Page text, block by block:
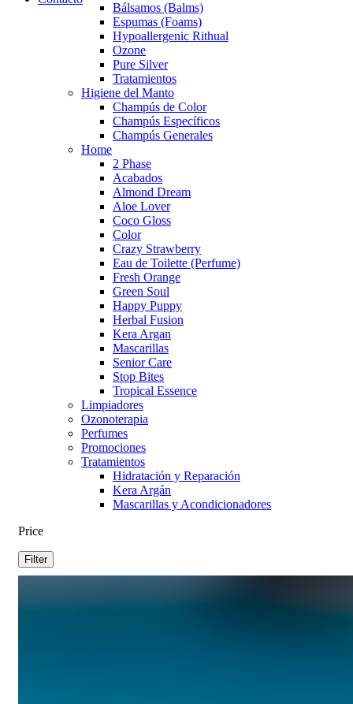
REGISTRO PROFESIONAL
Bálsamos (Balms)
Espumas (Foams)
Hypoallergenic Rithual
Ozone
Pure Silver
Tratamientos
Higiene del Manto
Champús de Color
Champús Específicos
Champús Generales
Home
2 Phase
Acabados
Almond Dream
Aloe Lover
Coco Gloss
Color
Crazy Strawberry
Eau de Toilette (Perfume)
Fresh Orange
Green Soul
Happy Puppy
Herbal Fusion
Kera Argan
Mascarillas
Senior Care
Stop Bites
Tropical Essence
Limpiadores
Ozonoterapia
Perfumes
Promociones
Tratamientos
Hidratación y Reparación
Kera Argán
Mascarillas y Acondicionadores
Price
Filter